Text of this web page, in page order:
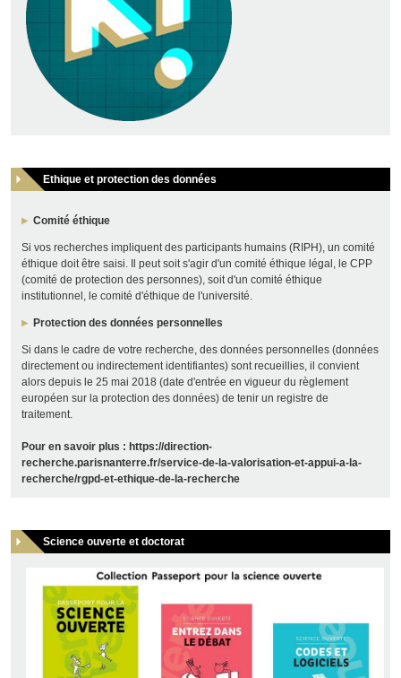
Ethique et protection des données
Comité éthique
Si vos recherches impliquent des participants humains (RIPH), un comité
éthique doit être saisi. Il peut soit s'agir d'un comité éthique légal, le CPP
(comité de protection des personnes), soit d'un comité éthique
institutionnel, le comité d'éthique de l'université.
Protection des données personnelles
Si dans le cadre de votre recherche, des données personnelles (données
directement ou indirectement identifiantes) sont recueillies, il convient
alors depuis le 25 mai 2018 (date d'entrée en vigueur du règlement
européen sur la protection des données) de tenir un registre de
traitement.
Pour en savoir plus : https://direction-
recherche.parisnanterre.fr/service-de-la-valorisation-et-appui-a-la-
recherche/rgpd-et-ethique-de-la-recherche
Science ouverte et doctorat